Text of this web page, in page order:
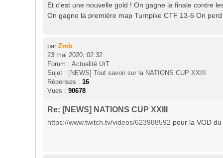
Et c'est une nouvelle gold ! On gagne la finale contre
On gagne la première map Turnpike CTF 13-6 On
par Zmb
23 mai 2020, 02:32
Forum : Actualité UrT
Sujet : [NEWS] Tout savoir sur la NATIONS CUP XXIII
Réponses : 16
Vues : 90678
Re: [NEWS] NATIONS CUP XXIII
https://www.twitch.tv/videos/623988592 pour la VOD